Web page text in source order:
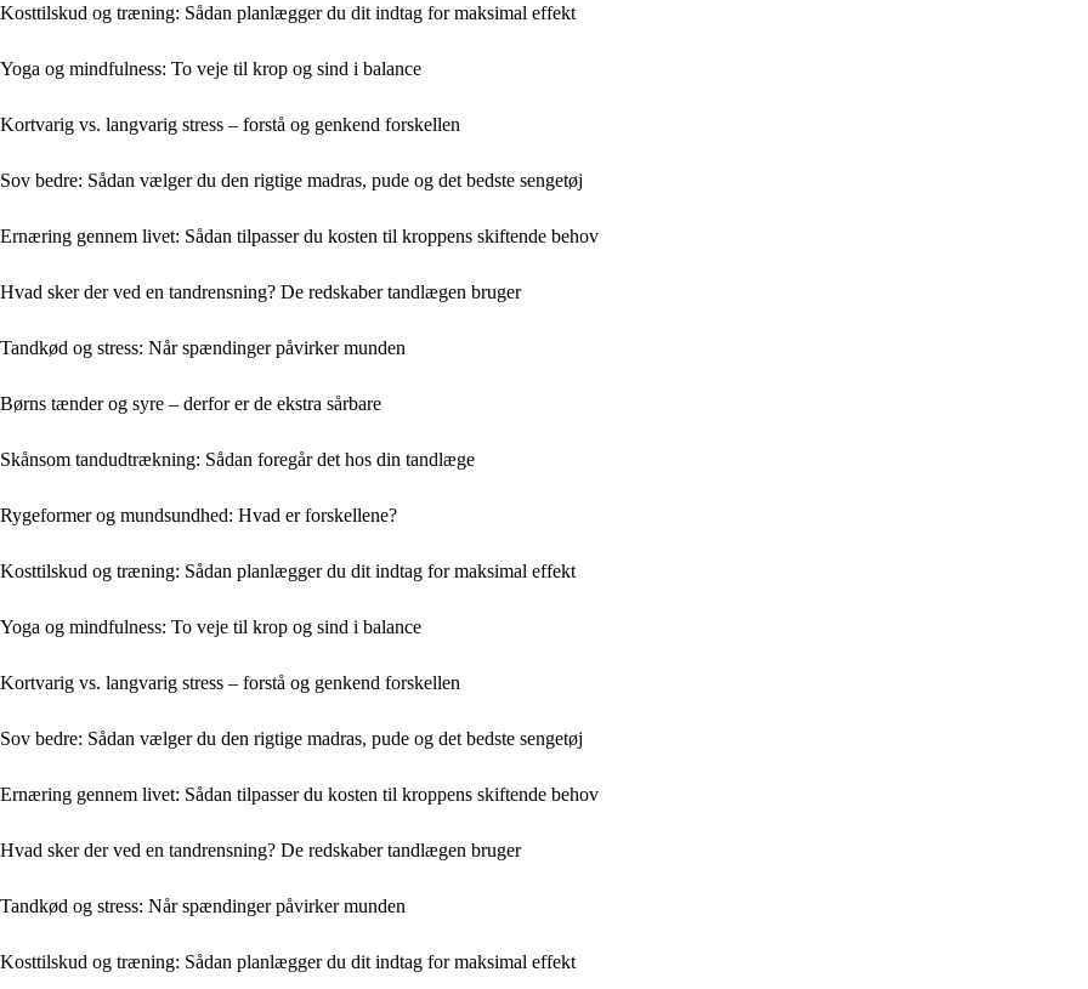
Kosttilskud og træning: Sådan planlægger du dit indtag for maksimal effekt
Yoga og mindfulness: To veje til krop og sind i balance
Kortvarig vs. langvarig stress – forstå og genkend forskellen
Sov bedre: Sådan vælger du den rigtige madras, pude og det bedste sengetøj
Ernæring gennem livet: Sådan tilpasser du kosten til kroppens skiftende behov
Hvad sker der ved en tandrensning? De redskaber tandlægen bruger
Tandkød og stress: Når spændinger påvirker munden
Børns tænder og syre – derfor er de ekstra sårbare
Skånsom tandudtrækning: Sådan foregår det hos din tandlæge
Rygeformer og mundsundhed: Hvad er forskellene?
Kosttilskud og træning: Sådan planlægger du dit indtag for maksimal effekt
Yoga og mindfulness: To veje til krop og sind i balance
Kortvarig vs. langvarig stress – forstå og genkend forskellen
Sov bedre: Sådan vælger du den rigtige madras, pude og det bedste sengetøj
Ernæring gennem livet: Sådan tilpasser du kosten til kroppens skiftende behov
Hvad sker der ved en tandrensning? De redskaber tandlægen bruger
Tandkød og stress: Når spændinger påvirker munden
Kosttilskud og træning: Sådan planlægger du dit indtag for maksimal effekt